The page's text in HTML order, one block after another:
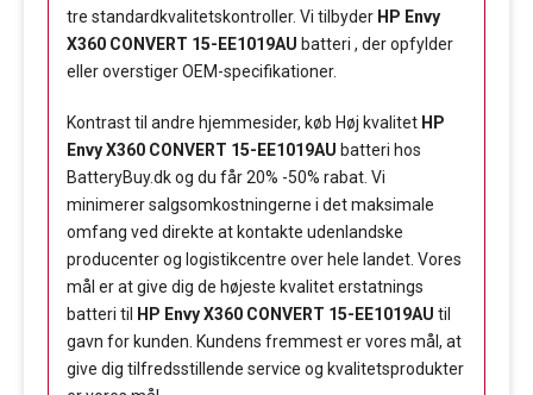
tre standardkvalitetskontroller. Vi tilbyder HP Envy
X360 CONVERT 15-EE1019AU batteri , der opfylder
eller overstiger OEM-specifikationer.
Kontrast til andre hjemmesider, køb Høj kvalitet HP
Envy X360 CONVERT 15-EE1019AU batteri hos
BatteryBuy.dk og du får 20% -50% rabat. Vi
minimerer salgsomkostningerne i det maksimale
omfang ved direkte at kontakte udenlandske
producenter og logistikcentre over hele landet. Vores
mål er at give dig de højeste kvalitet erstatnings
batteri til
HP Envy X360 CONVERT 15-EE1019AU til
gavn for kunden. Kundens fremmest er vores mål, at
give dig tilfredsstillende service og kvalitetsprodukter